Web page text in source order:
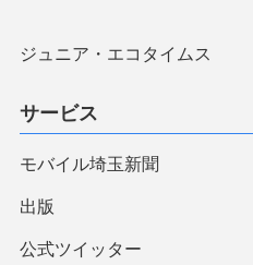
ジュニア・エコタイムス
サービス
モバイル埼玉新聞
出版
公式ツイッター